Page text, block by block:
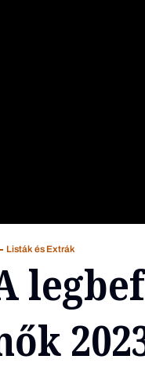
Listák és Extrák